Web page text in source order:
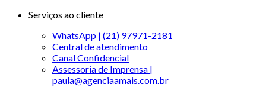
Serviços ao cliente
WhatsApp | (21) 97971-2181
Central de atendimento
Canal Confidencial
Assessoria de Imprensa |
paula@agenciaamais.com.br